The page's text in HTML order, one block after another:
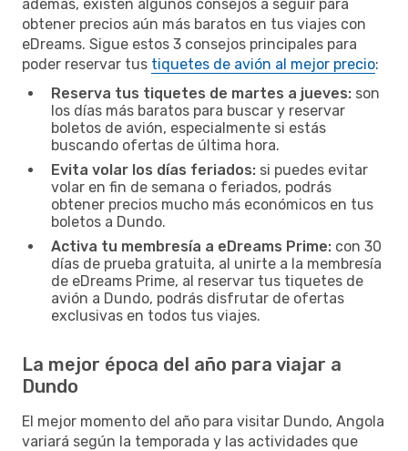
además, existen algunos consejos a seguir para
obtener precios aún más baratos en tus viajes con
eDreams. Sigue estos 3 consejos principales para
poder reservar tus tiquetes de avión al mejor precio:
Reserva tus tiquetes de martes a jueves: son
los días más baratos para buscar y reservar
boletos de avión, especialmente si estás
buscando ofertas de última hora.
Evita volar los días feriados: si puedes evitar
volar en fin de semana o feriados, podrás
obtener precios mucho más económicos en tus
boletos a Dundo.
Activa tu membresía a eDreams Prime: con 30
días de prueba gratuita, al unirte a la membresía
de eDreams Prime, al reservar tus tiquetes de
avión a Dundo, podrás disfrutar de ofertas
exclusivas en todos tus viajes.
La mejor época del año para viajar a
Dundo
El mejor momento del año para visitar Dundo, Angola
variará según la temporada y las actividades que